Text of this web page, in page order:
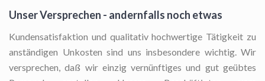
Unser Versprechen - andernfalls noch etwas
Kundensatisfaktion und qualitativ hochwertige Tätigkeit zu
anständigen Unkosten sind uns insbesondere wichtig. Wir
versprechen, daß wir einzig vernünftiges und gut geübtes